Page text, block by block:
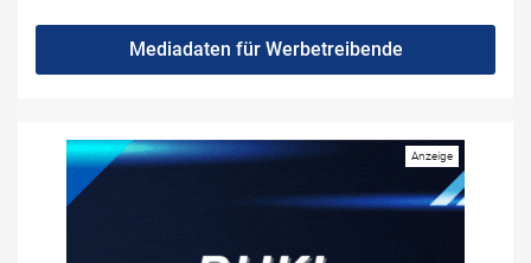
Mediadaten für Werbetreibende